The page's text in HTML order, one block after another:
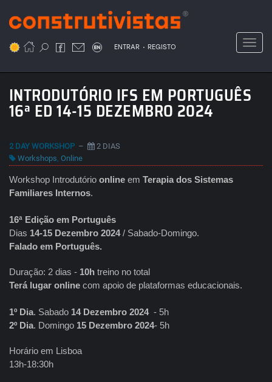
para
conteúdo
ENTRAR . REGISTO
INTRODUTÓRIO IFS EM PORTUGUÊS
16ª ED 14-15 DEZEMBRO 2024
2 DAY WORKSHOP –
2 DIAS
Workshops, Online
Workshop Introdutório online em Terapia dos Sistemas
Familiares Internos.
16ª Edição em Português
Dias 14-15 Dezembro 2024/ Sabado-Domingo.
Falado em Português.
Duração: 2 dias - 10h treino no total
Terá lugar online com apoio de plataformas educacionais.
1º Dia. Sabado 14 Dezembro 2024 - 5h
2º Dia. Domingo 15 Dezembro 2024- 5h
Horário em Lisboa
13h-18:30h